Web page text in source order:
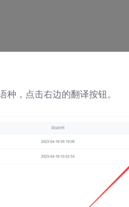
，点击右边的翻译按钮。